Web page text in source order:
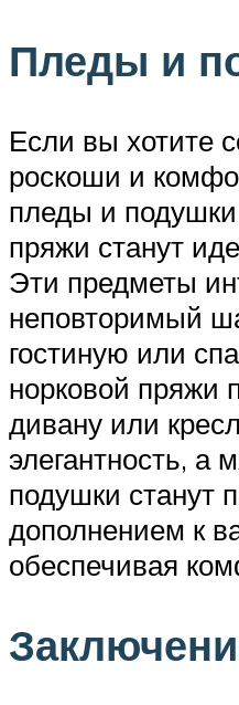
Пледы и
Если вы хотите
роскоши и
пледы и
пряжи станут
Эти предметы
неповторимый
гостиную или
норковой пряжи
дивану или
элегантность, а
подушки станут
дополнением к
обеспечивая